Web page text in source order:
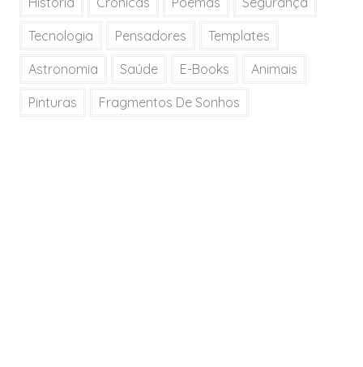
Tecnologia Pensadores Templates
Astronomia Saúde E-Books Animais
Pinturas Fragmentos De Sonhos